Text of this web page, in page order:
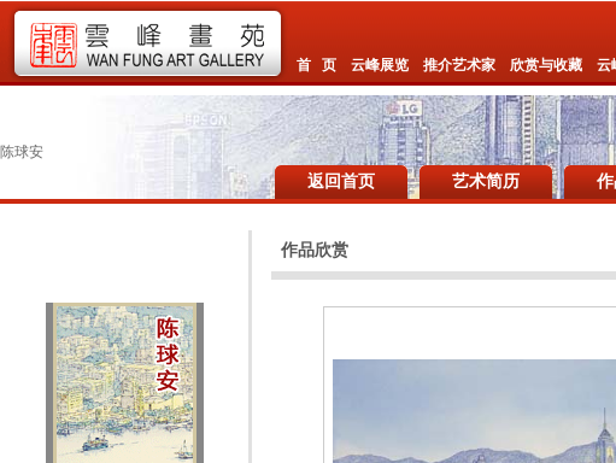
首 页 云峰展览 推介艺术家 欣赏与收藏 云
陈球安
返回首页 艺术简历
作品欣赏